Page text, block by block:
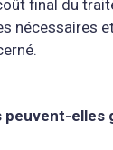
final du
nécessaires
peuvent-elles